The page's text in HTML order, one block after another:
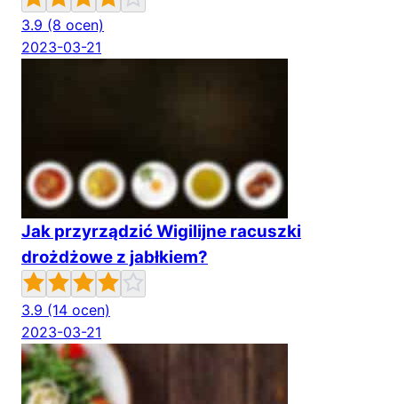
3.9 (8 ocen)
2023-03-21
Jak przyrządzić Wigilijne racuszki
drożdżowe z jabłkiem?
3.9 (14 ocen)
2023-03-21